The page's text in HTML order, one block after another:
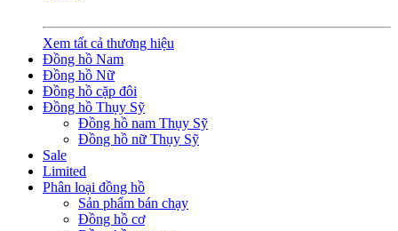
Xem tất cả thương hiệu
Đồng hồ Nam
Đồng hồ Nữ
Đồng hồ cặp đôi
Đồng hồ Thụy Sỹ
Đồng hồ nam Thụy Sỹ
Đồng hồ nữ Thụy Sỹ
Sale
Limited
Phân loại đồng hồ
Sản phẩm bán chạy
Đồng hồ cơ